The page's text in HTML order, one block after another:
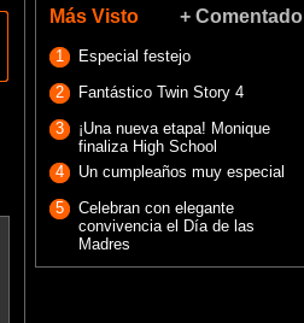
Más Visto + Comentado
1
Especial festejo
2
Fantástico Twin Story 4
3
¡Una nueva etapa! Monique
finaliza High School
4
Un cumpleaños muy especial
5
Celebran con elegante
convivencia el Día de las
Madres